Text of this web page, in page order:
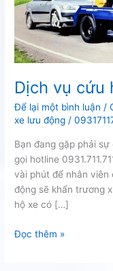
Dịch vụ cứu
Để lại một bình luận /
xe lưu động /
Bạn đang gặp phải
gọi hotline
vài phút để nhân viên
động sẽ khẩn trương
hộ xe có […]
Dịch
Đọc thêm »